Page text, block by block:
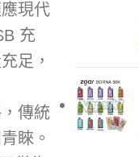
現代
充
足，
傳統
睞。